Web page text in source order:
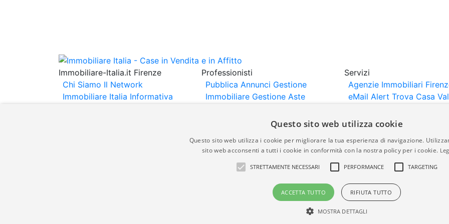
Immobiliare-Italia.it Firenze
Chi Siamo Il Network
Immobiliare Italia Informativa
Professionisti
Pubblica Annunci Gestione
Immobiliare Gestione Aste
Importazione
Servizi
Agenzie Immobiliari
eMail Alert Trova Casa
Gli annunci immobiliari presenti su immobiliare-italia.it vengono pubblicati da agenzie immobiliari e
italia.it quindi non è responsabile della veridicità, della correttezza, della completezza, della
Questo sito web utilizza cookie
Questo sito web utilizza i cookie per migliorare la tua esperienza di navigazione.
sito web acconsenti a tutti i cookie in conformità con la nostra policy per i cookie.
STRETTAMENTE NECESSARI PERFORMANCE TARGETING
ACCETTA TUTTO RIFIUTA TUTTO
MOSTRA DETTAGLI